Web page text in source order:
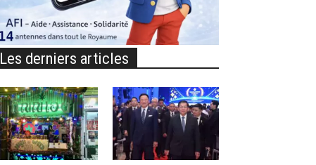
Les derniers articles